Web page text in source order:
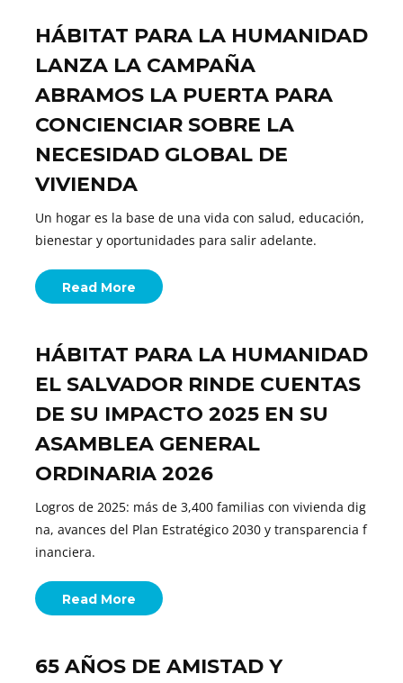
HÁBITAT PARA LA HUMANIDAD
LANZA LA CAMPAÑA
ABRAMOS LA PUERTA PARA
CONCIENCIAR SOBRE LA
NECESIDAD GLOBAL DE
VIVIENDA
Un hogar es la base de una vida con salud, educación,
bienestar y oportunidades para salir adelante.
Read More
HÁBITAT PARA LA HUMANIDAD
EL SALVADOR RINDE CUENTAS
DE SU IMPACTO 2025 EN SU
ASAMBLEA GENERAL
ORDINARIA 2026
Logros de 2025: más de 3,400 familias con vivienda dig
na, avances del Plan Estratégico 2030 y transparencia f
inanciera.
Read More
65 AÑOS DE AMISTAD Y